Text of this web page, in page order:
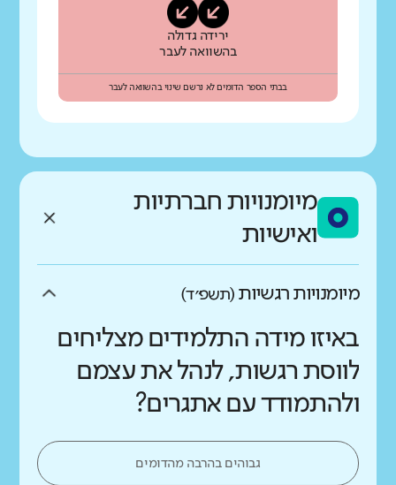
ירידה גדולה
בהשוואה לעבר
בבתי הספר הדומים לא נרשם שינוי בהשוואה לעבר
מיומנויות חברתיות
ואישיות
מיומנויות רגשיות (תשפ״ד)
באיזו מידה התלמידים מצליחים
לווסת רגשות, לנהל את עצמם
ולהתמודד עם אתגרים?
גבוהים בהרבה מהדומים